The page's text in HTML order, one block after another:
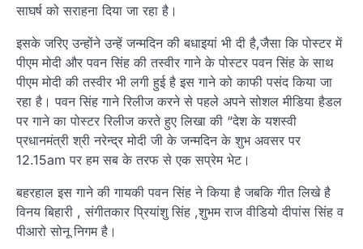
साघर्ष को सराहना दिया जा रहा है।
इसके जरिए उन्होंने उन्हें जन्मदिन की बधाइयां भी दी है,जैसा कि पोस्टर में
पीएम मोदी और पवन सिंह की तस्वीर गाने के पोस्टर पवन सिंह के साथ
पीएम मोदी की तस्वीर भी लगी हुई है इस गाने को काफी पसंद किया जा
रहा है। पवन सिंह गाने रिलीज करने से पहले अपने सोशल मीडिया हैडल
पर गाने का पोस्टर रिलीज करते हुए लिखा की “देश के यशस्वी
प्रधानमंत्री श्री नरेन्द्र मोदी जी के जन्मदिन के शुभ अवसर पर
12.15am पर हम सब के तरफ से एक सप्रेम भेट।
बहरहाल इस गाने की गायकी पवन सिंह ने किया है जबकि गीत लिखे है
विनय बिहारी , संगीतकार प्रियांशु सिंह ,शुभम राज वीडियो दीपांस सिंह व
पीआरो सोनू निगम है।